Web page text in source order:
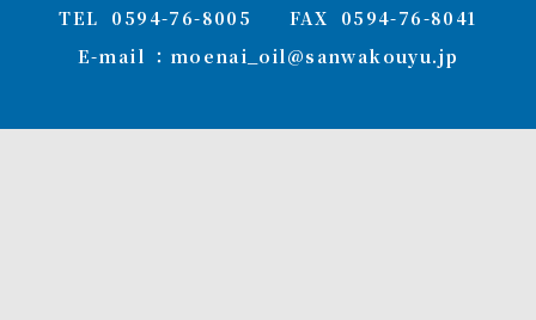
TEL 0594-76-8005 FAX 0594-76-8041
E-mail ：moenai_oil@sanwakouyu.jp